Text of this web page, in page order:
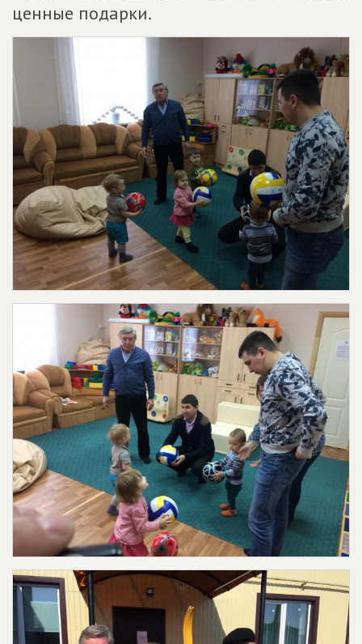
ценные подарки.